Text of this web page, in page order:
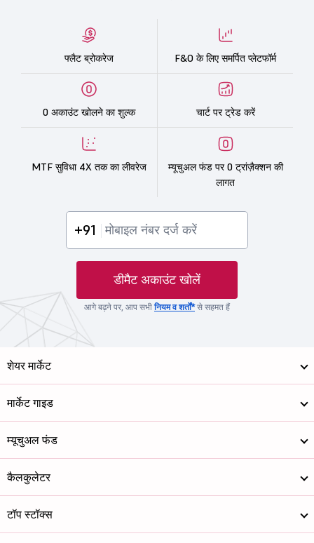
फ्लैट ब्रोकरेज F&O के लिए समर्पित प्लेटफॉर्म
0 अकाउंट खोलने का शुल्क चार्ट पर ट्रेड करें
MTF सुविधा 4X तक का लीवरेज
म्यूचुअल फंड पर 0 ट्रांज़ैक्शन की
लागत
+91
डीमैट अकाउंट खोलें
आगे बढ़ने पर, आप सभीनियम व शर्तों*से सहमत हैं
शेयर मार्केट
मार्केट गाइड
म्यूचुअल फंड
कैलकुलेटर
टॉप स्टॉक्स